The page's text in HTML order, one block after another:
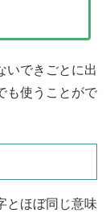
いできごとに出
も使うことがで
とほぼ同じ意味